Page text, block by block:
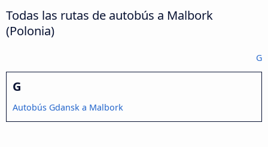
Todas las rutas de autobús a Malbork
(Polonia)
G
G
Autobús Gdansk a Malbork